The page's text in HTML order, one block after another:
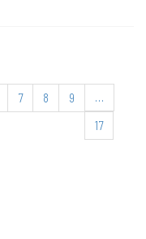
7 8 9 …
17